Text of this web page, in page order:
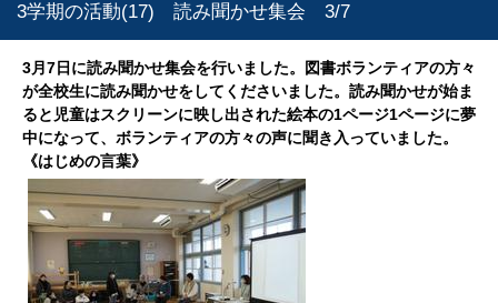
3学期の活動(17) 読み聞かせ集会 3/7
3月7日に読み聞かせ集会を行いました。図書ボランティアの方々
が全校生に読み聞かせをしてくださいました。読み聞かせが始ま
ると児童はスクリーンに映し出された絵本の1ページ1ページに夢
中になって、ボランティアの方々の声に聞き入っていました。
《はじめの言葉》